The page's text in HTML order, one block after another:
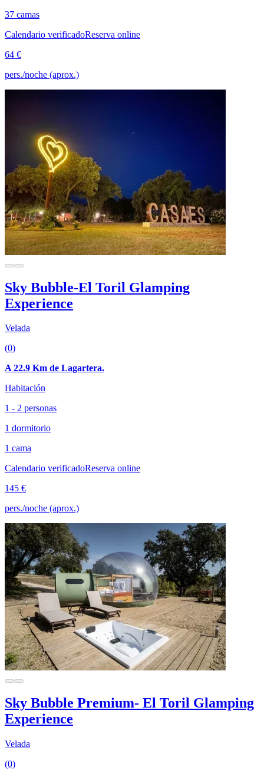
37 camas
Calendario verificadoReserva online
64 €
pers./noche (aprox.)
Sky Bubble-El Toril Glamping
Experience
Velada
(0)
A 22.9 Km de Lagartera.
Habitación
1 - 2 personas
1 dormitorio
1 cama
Calendario verificadoReserva online
145 €
pers./noche (aprox.)
Sky Bubble Premium- El Toril Glamping
Experience
Velada
(0)